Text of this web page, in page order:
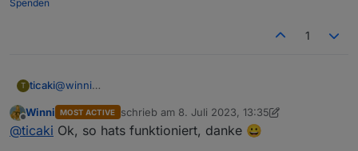
Oder habe ich Tomaten auf den Augen 😉
Spenden
1
T ticaki@winni
Offline
Winni MOST ACTIVE schrieb am 8. Juli 2023, 13:35
zuletzt editiert von Winni7. Aug. 2023, 15:39
@ticaki Ok, so hats funktioniert, danke 😀